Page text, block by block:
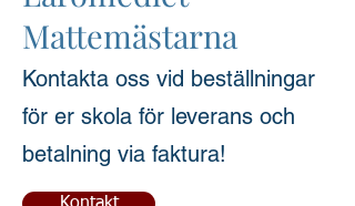
Mattemästarna
Kontakta oss vid beställningar
för er skola för leverans och
betalning via faktura!